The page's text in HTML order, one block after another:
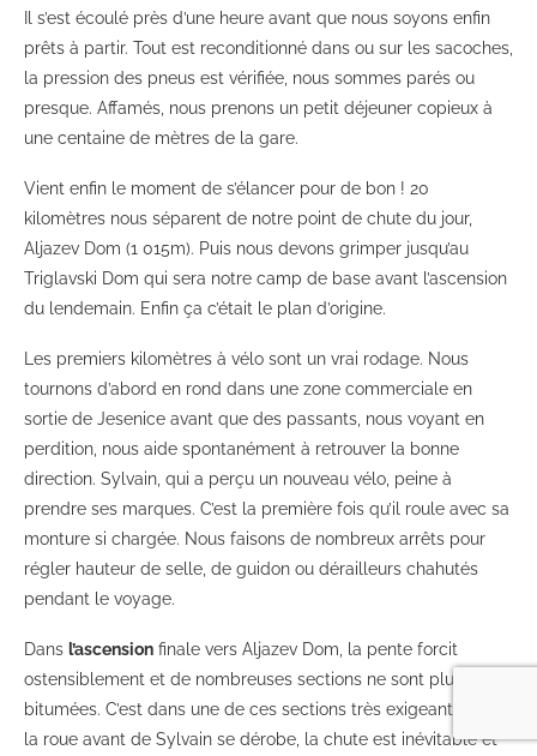
Il s’est écoulé près d’une heure avant que nous soyons enfin
prêts à partir. Tout est reconditionné dans ou sur les sacoches,
la pression des pneus est vérifiée, nous sommes parés ou
presque. Affamés, nous prenons un petit déjeuner copieux à
une centaine de mètres de la gare.
Vient enfin le moment de s’élancer pour de bon ! 20
kilomètres nous séparent de notre point de chute du jour,
Aljazev Dom (1 015m). Puis nous devons grimper jusqu’au
Triglavski Dom qui sera notre camp de base avant l’ascension
du lendemain. Enfin ça c’était le plan d’origine.
Les premiers kilomètres à vélo sont un vrai rodage. Nous
tournons d’abord en rond dans une zone commerciale en
sortie de Jesenice avant que des passants, nous voyant en
perdition, nous aide spontanément à retrouver la bonne
direction. Sylvain, qui a perçu un nouveau vélo, peine à
prendre ses marques. C’est la première fois qu’il roule avec sa
monture si chargée. Nous faisons de nombreux arrêts pour
régler hauteur de selle, de guidon ou dérailleurs chahutés
pendant le voyage.
Dans l’ascension finale vers Aljazev Dom, la pente forcit
ostensiblement et de nombreuses sections ne sont plus
bitumées. C’est dans une de ces sections très exigeantes que
la roue avant de Sylvain se dérobe, la chute est inévitable et